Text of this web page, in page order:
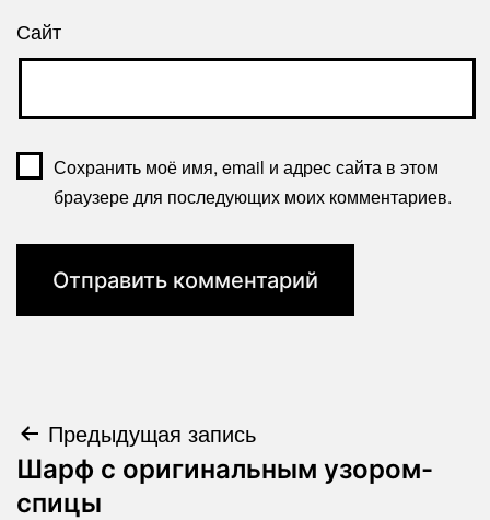
Сайт
Сохранить моё имя, email и адрес сайта в этом
браузере для последующих моих комментариев.
Навигация
по
Предыдущая запись
Шарф с оригинальным узором-
спицы